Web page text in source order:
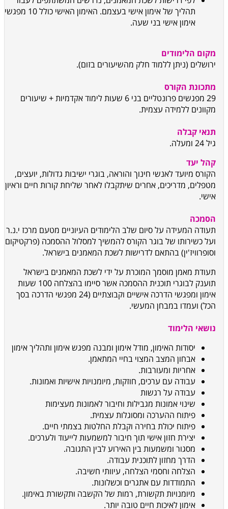
תהליך של אימון אישי בעצמם.
האימון האישי כולל 10 מפגשי
אימון אישי בני שעה.
מקום הלימודים
ירושלים (ניתן ללמוד חלק מהשיעורים בזום).
מתכונת הקורס
29 מפגשים פרונטליים בני 6 שעות לימוד אקדמיות + שיעורים
מקוונים ללמידה עצמית.
תנאי קבלה
גיל 24 ומעלה.
קהל יעד
הקורס מיועד לאנשי חינוך והוראה, בוגרי ישיבות גדולות, יועצים,
מטפלים, מדריכים, אחרים שיתקבלו לאחר שליחת קורות חיים וראיון
אישי.
הסמכה
תעודה המעידה על סיום שלב הלימודים העיוניים מטעם מרכז י.נ.ר
ועל כשירותו של בוגר הקורס להמשיך למסלול ההסמכה (פרקטיקום
וסופרוויז'ין) בהתאם לדרישות לשכת המאמנים בישראל.
תעודת מאמן מוסמך המוכרת על ידי לשכת המאמנים בישראל
תוענק לבוגרי תוכנית ההסמכה אשר סיימו בהצלחה 100 שעות
אימון ומפגשי הדרכה אישיים וקבוצתיים (24 מפגשי הדרכה בסך
הכל) ועמדו במבחן המעשי.
נושאי הלימוד
יסודות האימון, מודל אימון ומבנה מפגש אימון ותהליך אימון
אבחון המצב המצוי בחיי המתאמן.
אחריות ומעורבות.
עבודה עם ערכים, חוזקות, מיומנויות אישיות ואמונות.
עבודה על רגשות
שינוי אמונות מגבילות וחיבור לאמונות מעצימות
פיתוח ההערכה ומסוגלות עצמית.
פיתוח יכולת בחירה וקבלת החלטות בצמתי חיים.
יצירת חזון אישי תוך חיבור למשמעות לייעוד ולערכים.
מסגור ומשמעות בין האירוע לבין התגובה.
הדרך מחזון לתוכנית עבודה.
הצלחה וחסמי הצלחה, עיוותי חשיבה.
התמודדות עם אתגרים וכשלונות.
מיומנויות תקשורת, רמות של הקשבה ותקשורת באימון.
אימון לאיכות חיים טובה יותר.